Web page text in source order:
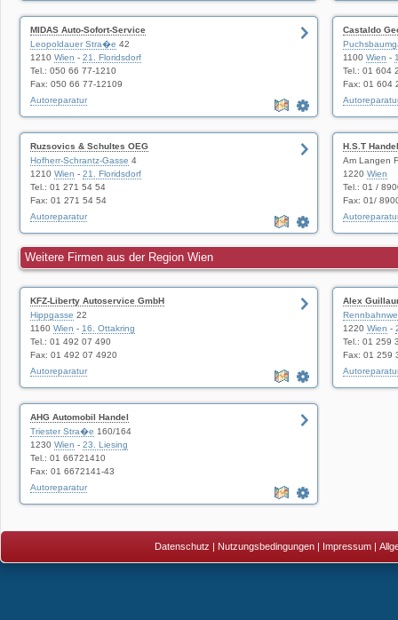
MIDAS Auto-Sofort-Service
Leopoldauer Stra�e 42
1210 Wien - 21. Floridsdorf
Tel.: 050 66 77-1210
Fax: 050 66 77-12109
Autoreparatur
Castaldo
1100 Wien -
Tel.: 01 604
Fax: 01 604
Ruzsovics & Schultes OEG
Hofherr-Schrantz-Gasse 4
1210 Wien - 21. Floridsdorf
Tel.: 01 271 54 54
Fax: 01 271 54 54
Autoreparatur
H.S.T
Am Langen
1220 Wien
Tel.: 01 /
Fax: 01/
Weitere Firmen aus der Region Wien
KFZ-Liberty Autoservice GmbH
Hippgasse 22
1160 Wien - 16. Ottakring
Tel.: 01 492 07 490
Fax: 01 492 07 4920
Autoreparatur
Alex
1220 Wien -
Tel.: 01 259
Fax: 01 259
AHG Automobil Handel
Triester Stra�e 160/164
1230 Wien - 23. Liesing
Tel.: 01 66721410
Fax: 01 6672141-43
Autoreparatur
Datenschutz | Nutzungsbedingungen | Impressum |